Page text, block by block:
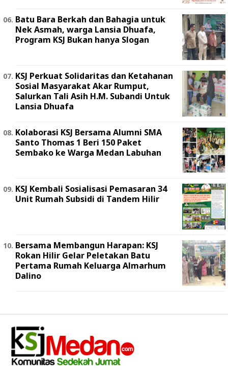
Batu Bara Berkah dan Bahagia untuk
Nek Asmah, warga Lansia Dhuafa,
Program KSJ Bukan hanya Slogan
KSJ Perkuat Solidaritas dan Ketahanan
Sosial Masyarakat Akar Rumput,
Salurkan Tali Asih H.M. Subandi Untuk
Lansia Dhuafa
Kolaborasi KSJ Bersama Alumni SMA
Santo Thomas 1 Beri 150 Paket
Sembako ke Warga Medan Labuhan
KSJ Kembali Sosialisasi Pemasaran 34
Unit Rumah Subsidi di Tandem Hilir
Bersama Membangun Harapan: KSJ
Rokan Hilir Gelar Peletakan Batu
Pertama Rumah Keluarga Almarhum
Dalino